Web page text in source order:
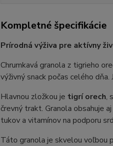
Kompletné špecifikácie
Prírodná výživa pre aktívny
Chrumkavá granola z tigrieho
výživný snack počas celého
Hlavnou zložkou je tigrí orech,
črevný trakt. Granola obsahuje aj
tukov a vitamínov na podporu
Táto granola je skvelou voľbou